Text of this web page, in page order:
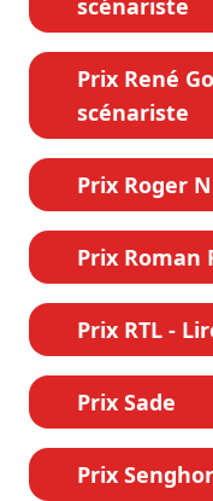
scénariste
Prix René
scénariste
Prix Roger
Prix Roman
Prix RTL -
Prix Sade
Prix